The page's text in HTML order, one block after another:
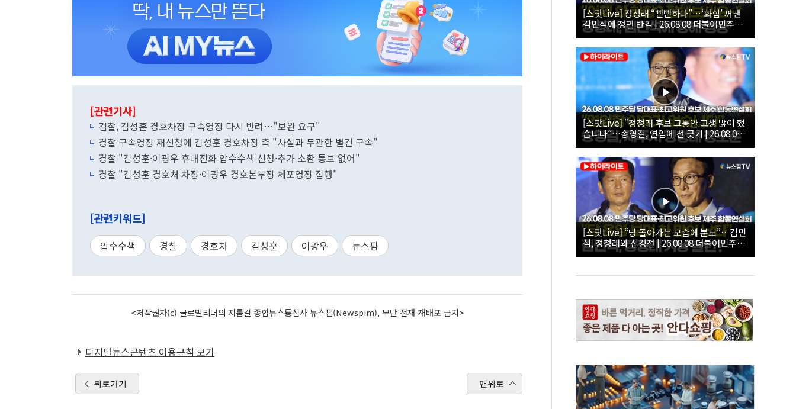
[관련기사]
검찰, 김성훈 경호차장 구속영장 다시 반려…"보완 요구"
경찰 구속영장 재신청에 김성훈 경호차장 측 "사실과 무관한 별건 구속"
경찰 "김성훈·이광우 휴대전화 압수수색 신청·추가 소환 통보 없어"
경찰 "김성훈 경호처 차장·이광우 경호본부장 체포영장 집행"
[관련키워드]
압수수색 경찰 경호처 김성훈 이광우 뉴스핌
<저작권자(c) 글로벌리더의 지름길 종합뉴스통신사 뉴스핌(Newspim), 무단 전재-재배포 금지>
디지털뉴스콘텐츠 이용규칙 보기
뒤로가기 맨위로
[스팟Live] 정청래 “뻔뻔하다”…‘화합’ 꺼낸
김민석에 정면 반격 | 26.08.08 더불어민주당
당대표·최고위원 후보 제주 합동연설회
[스팟Live] “정청래 후보 그동안 고생 많이 했
습니다”…송영길, 연임에 선 긋기 | 26.08.08
더불어민주당 당대표·최고위원 후보 제주 합
동연설회
[스팟Live] “당 돌아가는 모습에 분노”…김민
석, 정청래와 신경전 | 26.08.08 더불어민주당
당대표·최고위원 후보 제주 합동연설회